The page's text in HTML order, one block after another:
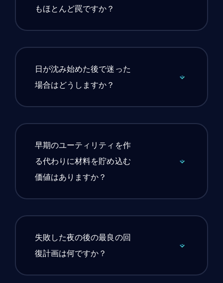
もほとんど罠ですか？
日が沈み始めた後で迷った
場合はどうしますか？
早期のユーティリティを作
る代わりに材料を貯め込む
価値はありますか？
失敗した夜の後の最良の回
復計画は何ですか？